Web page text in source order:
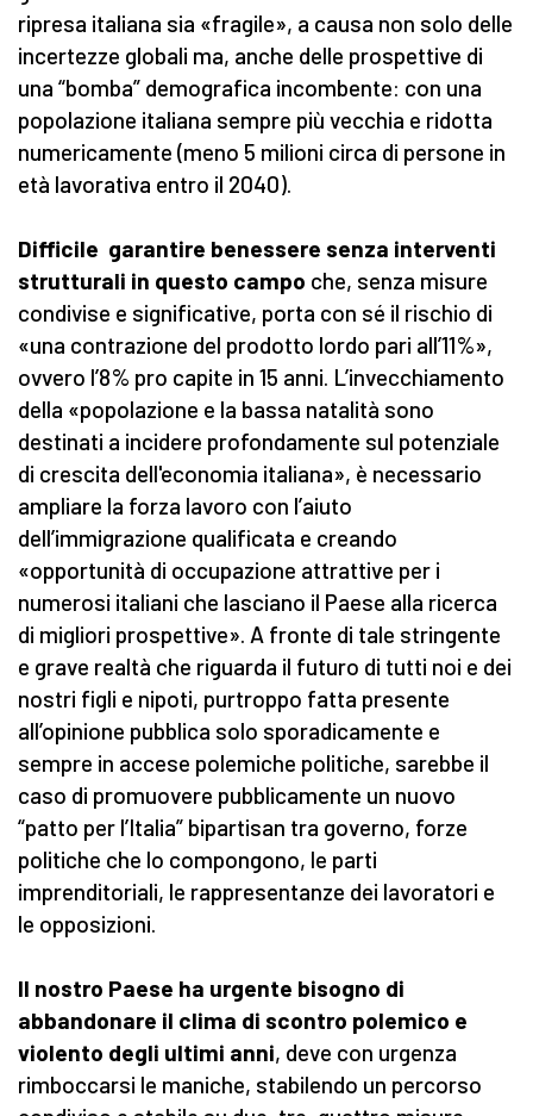
ripresa italiana sia «fragile», a causa non solo delle
incertezze globali ma, anche delle prospettive di
una “bomba” demografica incombente: con una
popolazione italiana sempre più vecchia e ridotta
numericamente (meno 5 milioni circa di persone in
età lavorativa entro il 2040).
Difficile garantire benessere senza interventi
strutturali in questo campo che, senza misure
condivise e significative, porta con sé il rischio di
«una contrazione del prodotto lordo pari all’11%»,
ovvero l’8% pro capite in 15 anni. L’invecchiamento
della «popolazione e la bassa natalità sono
destinati a incidere profondamente sul potenziale
di crescita dell'economia italiana», è necessario
ampliare la forza lavoro con l’aiuto
dell’immigrazione qualificata e creando
«opportunità di occupazione attrattive per i
numerosi italiani che lasciano il Paese alla ricerca
di migliori prospettive». A fronte di tale stringente
e grave realtà che riguarda il futuro di tutti noi e dei
nostri figli e nipoti, purtroppo fatta presente
all’opinione pubblica solo sporadicamente e
sempre in accese polemiche politiche, sarebbe il
caso di promuovere pubblicamente un nuovo
“patto per l’Italia” bipartisan tra governo, forze
politiche che lo compongono, le parti
imprenditoriali, le rappresentanze dei lavoratori e
le opposizioni.
Il nostro Paese ha urgente bisogno di
abbandonare il clima di scontro polemico e
violento degli ultimi anni, deve con urgenza
rimboccarsi le maniche, stabilendo un percorso